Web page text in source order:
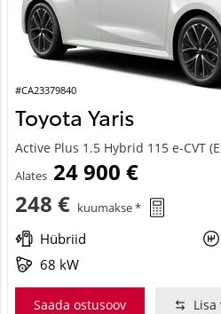
#CA23379840
Toyota Yaris
Active Plus 1.5 Hybrid 115 e-CVT
Alates 24 900 €
248 € kuumakse *
Hübriid
68 kW
Saada ostusoov